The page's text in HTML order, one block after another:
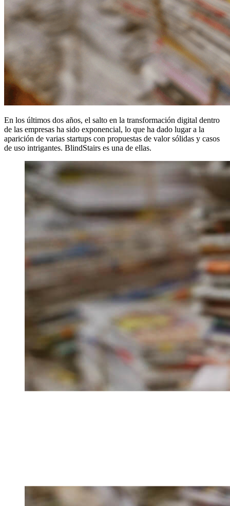
En los últimos dos años, el salto en la transformación digital dentro
de las empresas ha sido exponencial, lo que ha dado lugar a la
aparición de varias startups con propuestas de valor sólidas y casos
de uso intrigantes. BlindStairs es una de ellas.